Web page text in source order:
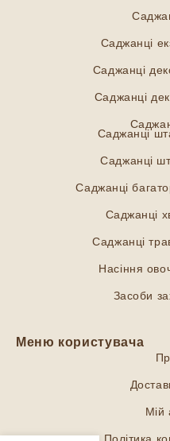
Саджанці
Саджанці
Саджанці
Саджанці
Саджанці
Саджанці
Саджанці
Саджанці
Насіння
Засоби
Меню користувача
Мій